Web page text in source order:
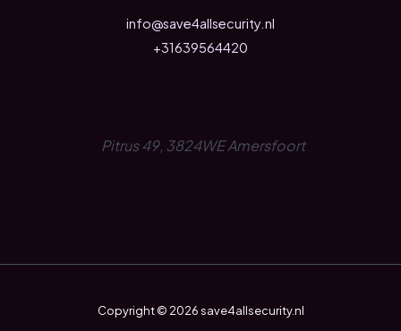
info@save4allsecurity.nl
+31639564420
Pitrus 49, 3824WE Amersfoort
Copyright © 2026 save4allsecurity.nl